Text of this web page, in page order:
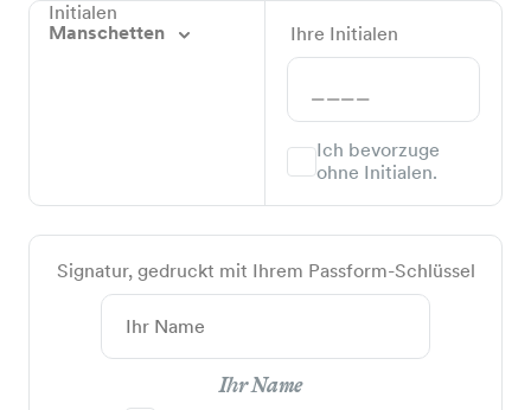
Initialen
Manschetten
Ihre Initialen
Ich bevorzuge
ohne Initialen.
Signatur, gedruckt mit Ihrem Passform-Schlüssel
Ihr Name